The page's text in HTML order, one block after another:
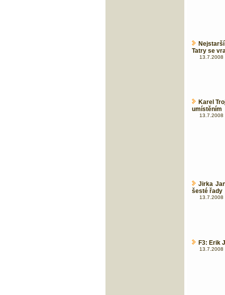
Tatry se
13.7.2008
Karel
umístěním
13.7.2008
Jirka
šesté řady
13.7.2008
F3: Erik
13.7.2008